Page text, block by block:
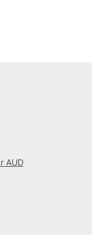
AUD